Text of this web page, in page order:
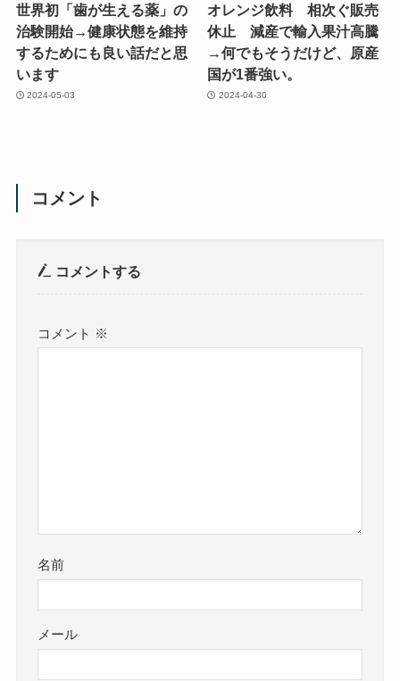
世界初「歯が生える薬」の
治験開始→健康状態を維持
するためにも良い話だと思
います
2024-05-03
オレンジ飲料 相次ぐ販売
休止 減産で輸入果汁高騰
→何でもそうだけど、原産
国が1番強い。
2024-04-30
コメント
コメントする
コメント ※
名前
メール